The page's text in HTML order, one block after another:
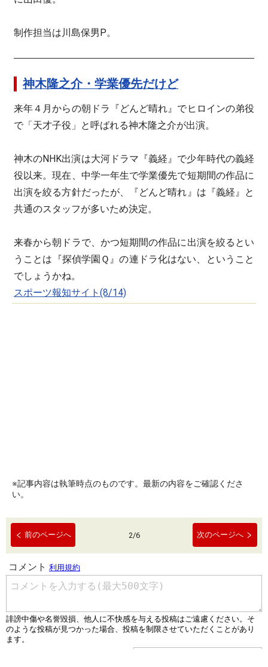
制作担当は川島保男P。
神木隆之介・学業優先だけど
来年４月からの朝ドラ『どんど晴れ』でヒロインの弟役
で「天才子役」と呼ばれる神木隆之介が出演。
神木のNHK出演は大河ドラマ『義経』で少年時代の義経
役以来。現在、中学一年生で学業優先で短期間の作品に
出演を絞る方針だったが、『どんど晴れ』は『義経』と
共通のスタッフが多いため決定。
来春から朝ドラで、かつ短期間の作品に出演を絞るとい
うことは『探偵学園Ｑ』の連ドラ化はない、ということ
でしょうかね。
スポーツ報知サイト(8/14)
※記事内容は執筆時点のものです。最新の内容をご確認くださ
い。
前のページへ 2/6 次のページへ